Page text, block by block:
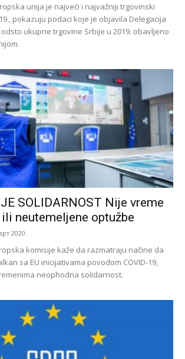
unija je najveći i najvažniji trgovinski
pokazuju podaci koje je objavila Delegacija
odsto ukupne trgovine Srbije u 2019. obavljeno
SOLIDARNOST Nije vreme
neutemeljene optužbe
2020.
komisije kaže da razmatraju načine da
sa EU inicijativama povodom COVID-19,
neophodna solidarnost.